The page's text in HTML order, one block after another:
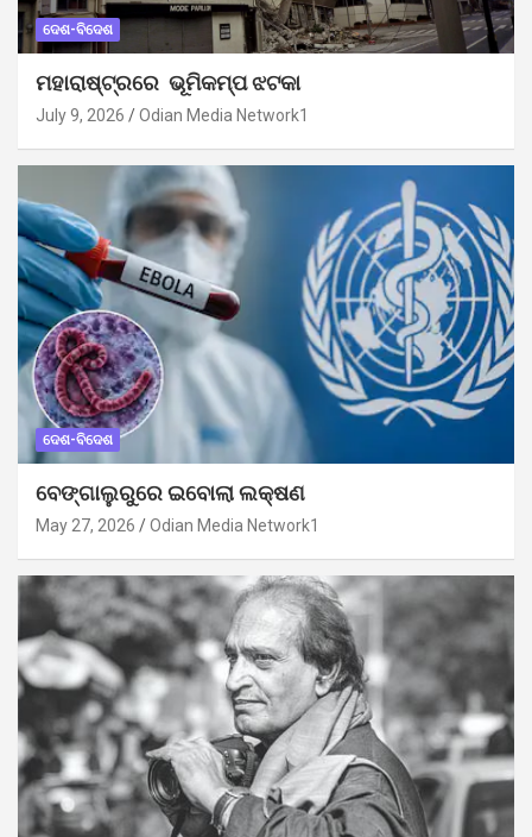
ଦେଶ-ବିଦେଶ
ମହାରାଷ୍ଟ୍ରରେ ଭୂମିକମ୍ପ ଝଟକା
July 9, 2026 Odian Media Network1
ଦେଶ-ବିଦେଶ
ବେଙ୍ଗାଲୁରୁରେ ଇବୋଲା ଲକ୍ଷଣ
May 27, 2026 Odian Media Network1